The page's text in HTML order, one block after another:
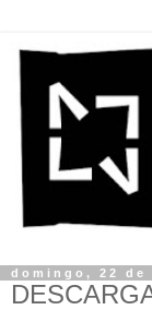
domingo, 22 de